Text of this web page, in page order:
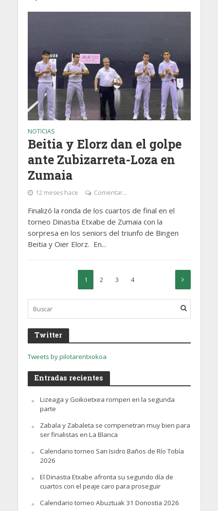
NOTICIAS
Beitia y Elorz dan el golpe
ante Zubizarreta-Loza en
Zumaia
12 meses hace Comentar...
Finalizó la ronda de los cuartos de final en el
torneo Dinastia Etxabe de Zumaia con la
sorpresa en los seniors del triunfo de Bingen
Beitia y Oier Elorz. En...
1 2 3 4
Twitter
Tweets by pilotarentxokoa
Entradas recientes
Lizeaga y Goikoetxea rompen en la segunda
parte
Zabala y Zabaleta se compenetran muy bien para
ser finalistas en La Blanca
Calendario torneo San Isidro Baños de Río Tobía
2026
El Dinastia Etxabe afronta su segundo día de
cuartos con el peaje caro para proseguir
Calendario torneo Abuztuak 31 Donostia 2026